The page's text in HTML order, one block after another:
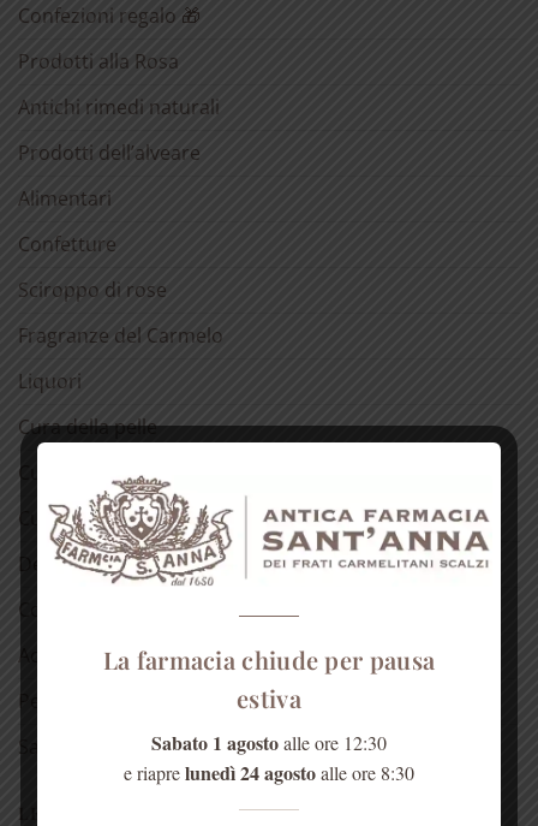
Confezioni regalo 🎁
Prodotti alla Rosa
Antichi rimedi naturali
Prodotti dell’alveare
Alimentari
Confetture
Sciroppo di rose
Fragranze del Carmelo
Liquori
Cura della pelle
Cura dei capelli
Cura della bocca
Detergenti
Cosmetici alla rosa
Acqua di Sant’Anna
Salute dell’anima
LE NOSTRE RUBRICHE
La farmacia chiude per pausa
estiva
Sabato 1 agostoalle ore 12:30
e riaprelunedì 24 agostoalle ore 8:30